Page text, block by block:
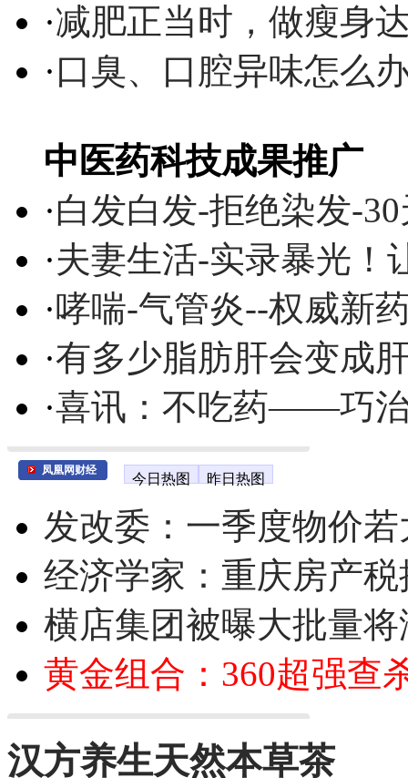
·减肥正当时，做瘦身
·口臭、口腔异味怎么
中医药科技成果推广
·白发白发-拒绝染发-
·夫妻生活-实录暴光！
·哮喘-气管炎--权威新
·有多少脂肪肝会变成
·喜讯：不吃药——巧
凤凰网财经
今日热图 昨日热图
发改委：一季度物价
经济学家：重庆房产
横店集团被曝大批量
黄金组合：360超强查
汉方养生天然本草茶